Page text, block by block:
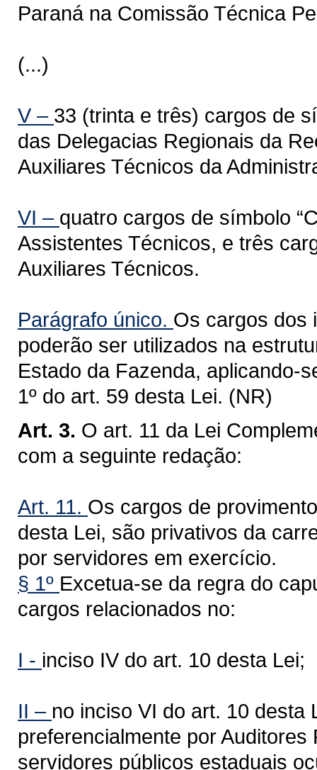
Paraná na Comissão Técnica
(...)
V – 33 (trinta e três) cargos de
das Delegacias Regionais da
Auxiliares Técnicos da
VI – quatro cargos de símbolo
Assistentes Técnicos, e três
Auxiliares Técnicos.
Parágrafo único. Os cargos dos
poderão ser utilizados na
Estado da Fazenda, aplicando-
1º do art. 59 desta Lei. (NR)
Art. 3. O art. 11 da Lei
com a seguinte redação:
Art. 11. Os cargos de
desta Lei, são privativos da
por servidores em exercício.
§ 1º Excetua-se da regra do
cargos relacionados no:
I - inciso IV do art. 10 desta Lei;
II – no inciso VI do art. 10 desta
preferencialmente por
servidores públicos estaduais